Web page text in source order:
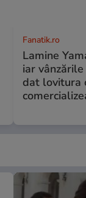
Fanatik.ro
Lamine
iar
dat lovitura